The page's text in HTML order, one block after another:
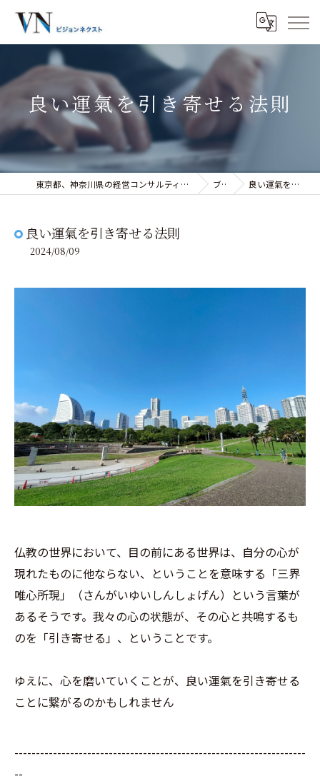
良い運氣を引き寄せる法則
東京都、神奈川県の経営コンサルティングなら株式会社ビジョンネクスト ブログ 良い運氣を引き寄せる法則
良い運氣を引き寄せる法則
2024/08/09
仏教の世界において、目の前にある世界は、自分の心が
現れたものに他ならない、ということを意味する「三界
唯心所現」（さんがいゆいしんしょげん）という言葉が
あるそうです。我々の心の状態が、その心と共鳴するも
のを「引き寄せる」、ということです。
ゆえに、心を磨いていくことが、良い運氣を引き寄せる
ことに繋がるのかもしれません
--------------------------------------------------------------------
--